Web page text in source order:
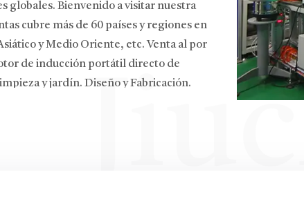
globales. Bienvenido a visitar nuestra
cubre más de 60 países y regiones en
y Medio Oriente, etc. Venta al por
de inducción portátil directo de
y jardín. Diseño y Fabricación.